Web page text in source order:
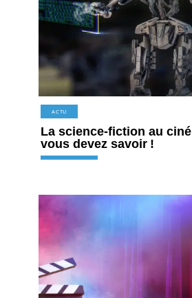
ACTU
La science-fiction au
vous devez savoir !